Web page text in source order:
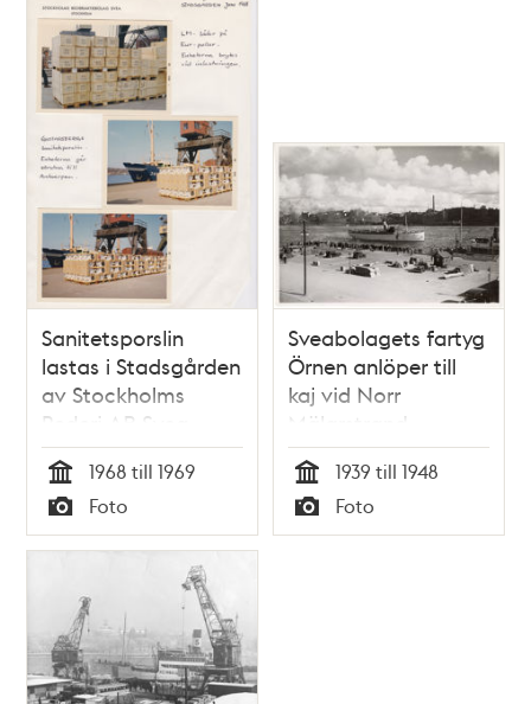
Sanitetsporslin
lastas i Stadsgården
av Stockholms
Rederi AB Svea
Tid
1968 till 1969
Typ
Foto
Sveabolagets fartyg
Örnen anlöper till
kaj vid Norr
Mälarstrand
Tid
1939 till 1948
Typ
Foto